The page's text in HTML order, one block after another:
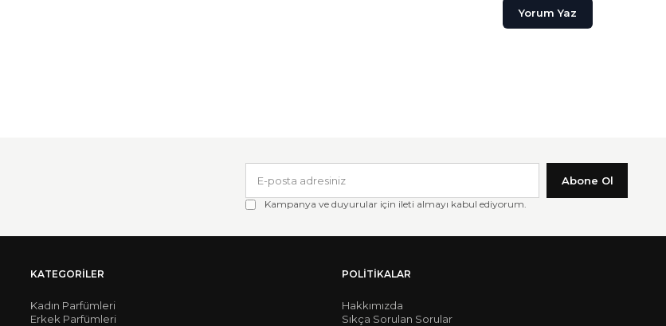
Yorum Yaz
Abone Ol
Kampanya ve duyurular için ileti almayı kabul ediyorum.
KATEGORILER
Kadın Parfümleri
Erkek Parfümleri
POLITIKALAR
Hakkımızda
Sıkça Sorulan Sorular